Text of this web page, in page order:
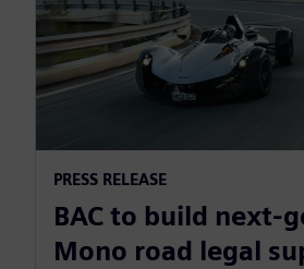
PRESS RELEASE
BAC to build next-
Mono road legal